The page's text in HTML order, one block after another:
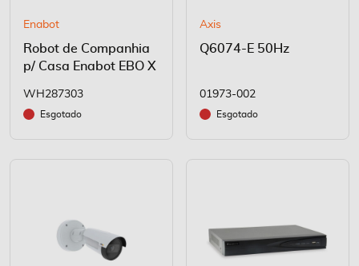
Enabot
Robot de Companhia
p/ Casa Enabot EBO X
WH287303
Esgotado
Axis
Q6074-E 50Hz
01973-002
Esgotado